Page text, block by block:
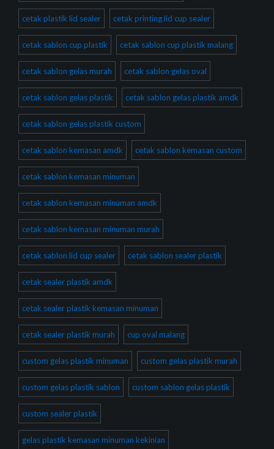
cetak plastik lid sealer cetak printing lid cup sealer
cetak sablon cup plastik cetak sablon cup plastik malang
cetak sablon gelas murah cetak sablon gelas oval
cetak sablon gelas plastik cetak sablon gelas plastik amdk
cetak sablon gelas plastik custom
cetak sablon kemasan amdk cetak sablon kemasan custom
cetak sablon kemasan minuman
cetak sablon kemasan minuman amdk
cetak sablon kemasan minuman murah
cetak sablon lid cup sealer cetak sablon sealer plastik
cetak sealer plastik amdk
cetak sealer plastik kemasan minuman
cetak sealer plastik murah cup oval malang
custom gelas plastik minuman custom gelas plastik murah
custom gelas plastik sablon custom sablon gelas plastik
custom sealer plastik
gelas plastik kemasan minuman kekinian